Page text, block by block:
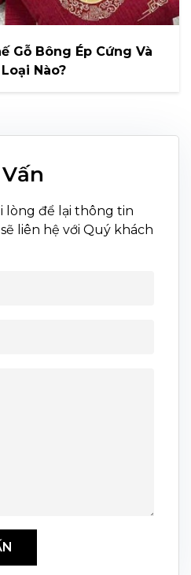
Gỗ Bông Ép Cứng Và
Nào?
lòng để lại thông tin
liên hệ với Quý khách